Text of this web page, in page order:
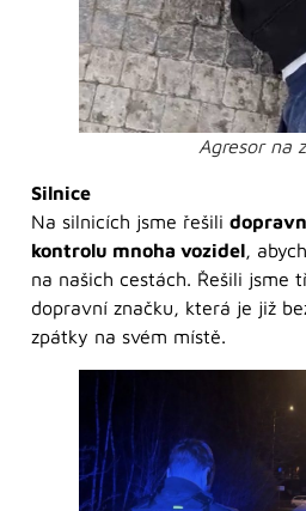
Agresor na
Silnice
Na silnicích jsme řešili
kontrolu mnoha vozidel,
na našich cestách. Řešili jsme
dopravní značku, která je již
zpátky na svém místě.